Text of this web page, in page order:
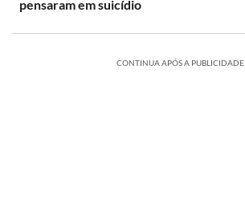
pensaram em suicídio
CONTINUA APÓS A PUBLICIDADE